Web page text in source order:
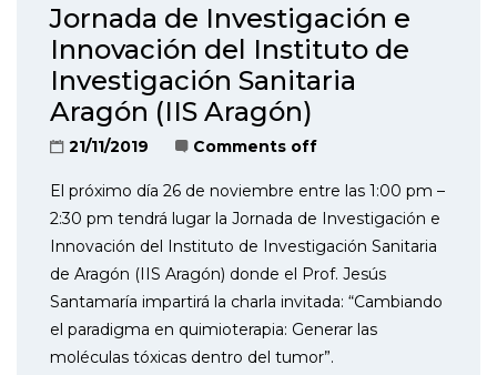
Jornada de Investigación e
Innovación del Instituto de
Investigación Sanitaria
Aragón (IIS Aragón)
21/11/2019 Comments off
El próximo día 26 de noviembre entre las 1:00 pm –
2:30 pm tendrá lugar la Jornada de Investigación e
Innovación del Instituto de Investigación Sanitaria
de Aragón (IIS Aragón) donde el Prof. Jesús
Santamaría impartirá la charla invitada: “Cambiando
el paradigma en quimioterapia: Generar las
moléculas tóxicas dentro del tumor”.